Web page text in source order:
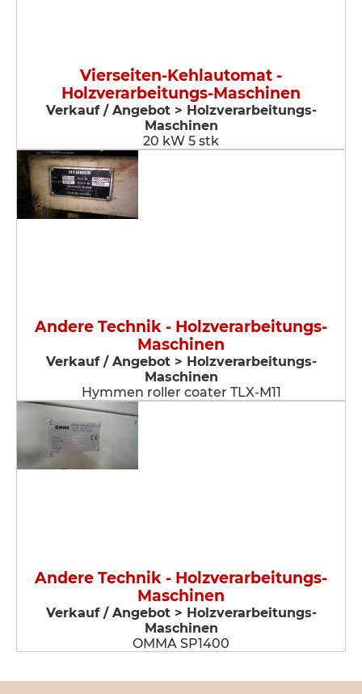
Vierseiten-Kehlautomat -
Holzverarbeitungs-Maschinen
Verkauf / Angebot > Holzverarbeitungs-
Maschinen
20 kW 5 stk
Andere Technik - Holzverarbeitungs-
Maschinen
Verkauf / Angebot > Holzverarbeitungs-
Maschinen
Hymmen roller coater TLX-M11
Andere Technik - Holzverarbeitungs-
Maschinen
Verkauf / Angebot > Holzverarbeitungs-
Maschinen
OMMA SP1400